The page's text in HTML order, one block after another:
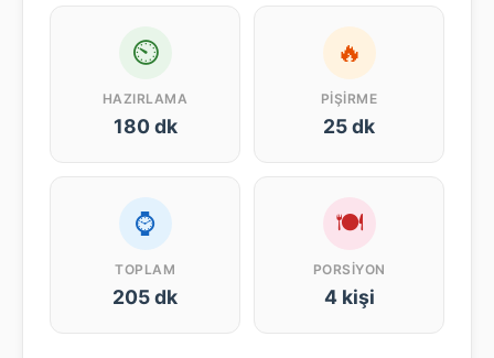
⏲
HAZIRLAMA
180 dk
🔥
PIŞIRME
25 dk
⌚
TOPLAM
205 dk
🍽
PORSIYON
4 kişi